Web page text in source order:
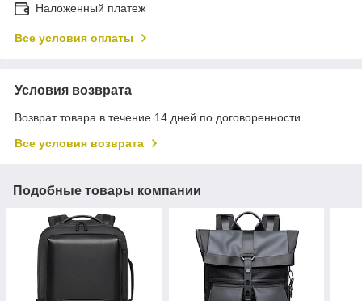
Наложенный платеж
Все условия оплаты
Условия возврата
Возврат товара в течение 14 дней по договоренности
Все условия возврата
Подобные товары компании